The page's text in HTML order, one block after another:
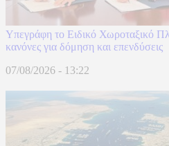
Υπεγράφη το Ειδικό Χωροταξικό
κανόνες για δόμηση και επενδύσεις
07/08/2026 - 13:22